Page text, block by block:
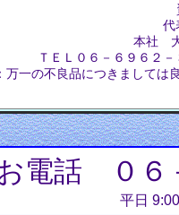
代
本社
ＴＥＬ０６－６９６２
：万一の不良品につきまして
電話 ０６
平日